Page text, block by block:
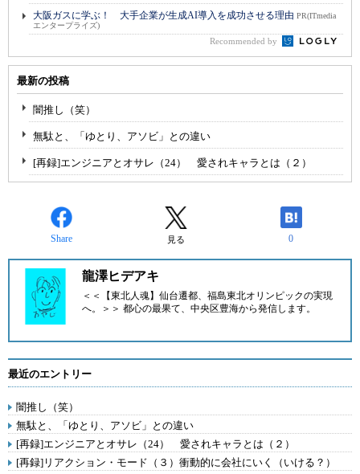
大阪ガスに学ぶ！ 大手企業が生成AI導入を成功させる理由 PR(ITmedia
エンタープライズ)
Recommended by
最新の投稿
闇推し（笑）
無駄と、「ゆとり、アソビ」との違い
[再録]エンジニアとオサレ（24） 愛されキャラとは（２）
Share 見る 0
龍澤ヒデアキ
＜＜【東北人魂】仙台遷都、福島東北オリンピックの実現
へ。＞＞ 都心の最果て、中央区豊海から発信します。
最近のエントリー
闇推し（笑）
無駄と、「ゆとり、アソビ」との違い
[再録]エンジニアとオサレ（24） 愛されキャラとは（２）
[再録]リアクション・モード（３）衝動的に会社にいく（いける？）